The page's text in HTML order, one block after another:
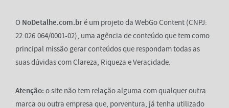
O NoDetalhe.com.bré um projeto da WebGo Content (CNPJ:
22.026.064/0001-02), uma agência de conteúdo que tem como
principal missão gerar conteúdos que respondam todas as
suas dúvidas com Clareza, Riqueza e Veracidade.
Atenção: o site não tem relação alguma com qualquer outra
marca ou outra empresa que, porventura, já tenha utilizado